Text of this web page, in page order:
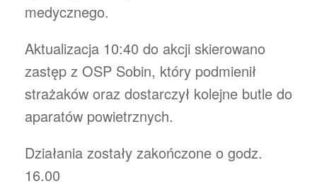
medycznego.
Aktualizacja 10:40 do akcji skierowano
zastęp z OSP Sobin, który podmienił
strażaków oraz dostarczył kolejne butle do
aparatów powietrznych.
Działania zostały zakończone o godz.
16.00